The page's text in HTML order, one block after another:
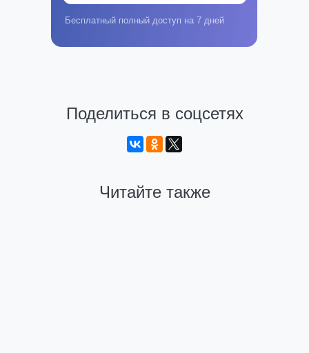
Бесплатный полный доступ на 7 дней
Поделиться в соцсетях
Читайте также